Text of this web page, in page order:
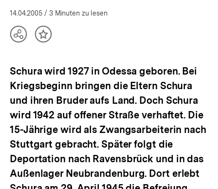
bpb.de
14.04.2005 / 3 Minuten zu lesen
TeilenInhalt
Schura wird 1927 in Odessa geboren. Bei
Kriegsbeginn bringen die Eltern Schura
und ihren Bruder aufs Land. Doch Schura
wird 1942 auf offener Straße verhaftet. Die
15-Jährige wird als Zwangsarbeiterin nach
Stuttgart gebracht. Später folgt die
Deportation nach Ravensbrück und in das
Außenlager Neubrandenburg. Dort erlebt